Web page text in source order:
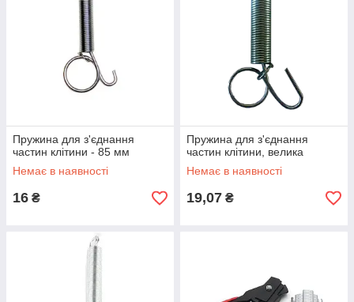
Пружина для з'єднання
частин клітини - 85 мм
Немає в наявності
16 ₴
Пружина для з'єднання
частин клітини, велика
Немає в наявності
19,07 ₴